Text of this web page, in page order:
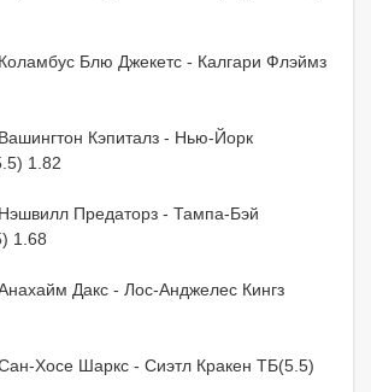
Блю Джекетс - Калгари Флэймз
Кэпиталз - Нью-Йорк
1.82
Предаторз - Тампа-Бэй
1.68
Дакс - Лос-Анджелес Кингз
Хосе Шаркс - Сиэтл Кракен ТБ(5.5)